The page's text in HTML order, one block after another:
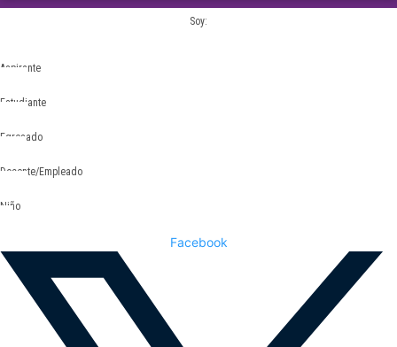
Soy:
Aspirante
Estudiante
Egresado
Docente/Empleado
Niño
Facebook